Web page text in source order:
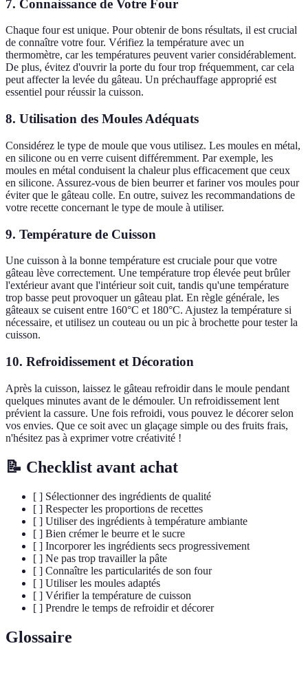
7. Connaissance de Votre Four
Chaque four est unique. Pour obtenir de bons résultats, il est crucial
de connaître votre four. Vérifiez la température avec un
thermomètre, car les températures peuvent varier considérablement.
De plus, évitez d'ouvrir la porte du four trop fréquemment, car cela
peut affecter la levée du gâteau. Un préchauffage approprié est
essentiel pour réussir la cuisson.
8. Utilisation des Moules Adéquats
Considérez le type de moule que vous utilisez. Les moules en métal,
en silicone ou en verre cuisent différemment. Par exemple, les
moules en métal conduisent la chaleur plus efficacement que ceux
en silicone. Assurez-vous de bien beurrer et fariner vos moules pour
éviter que le gâteau colle. En outre, suivez les recommandations de
votre recette concernant le type de moule à utiliser.
9. Température de Cuisson
Une cuisson à la bonne température est cruciale pour que votre
gâteau lève correctement. Une température trop élevée peut brûler
l'extérieur avant que l'intérieur soit cuit, tandis qu'une température
trop basse peut provoquer un gâteau plat. En règle générale, les
gâteaux se cuisent entre 160°C et 180°C. Ajustez la température si
nécessaire, et utilisez un couteau ou un pic à brochette pour tester la
cuisson.
10. Refroidissement et Décoration
Après la cuisson, laissez le gâteau refroidir dans le moule pendant
quelques minutes avant de le démouler. Un refroidissement lent
prévient la cassure. Une fois refroidi, vous pouvez le décorer selon
vos envies. Que ce soit avec un glaçage simple ou des fruits frais,
n'hésitez pas à exprimer votre créativité !
📝 Checklist avant achat
[ ] Sélectionner des ingrédients de qualité
[ ] Respecter les proportions de recettes
[ ] Utiliser des ingrédients à température ambiante
[ ] Bien crémer le beurre et le sucre
[ ] Incorporer les ingrédients secs progressivement
[ ] Ne pas trop travailler la pâte
[ ] Connaître les particularités de son four
[ ] Utiliser les moules adaptés
[ ] Vérifier la température de cuisson
[ ] Prendre le temps de refroidir et décorer
Glossaire